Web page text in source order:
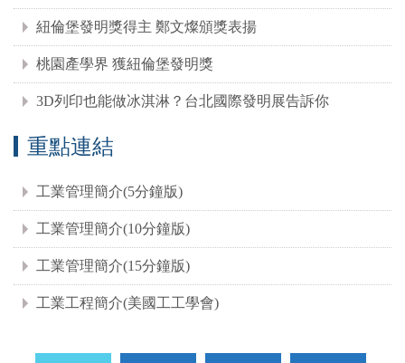
紐倫堡發明獎得主 鄭文燦頒獎表揚
桃園產學界 獲紐倫堡發明獎
3D列印也能做冰淇淋？台北國際發明展告訴你
重點連結
工業管理簡介(5分鐘版)
工業管理簡介(10分鐘版)
工業管理簡介(15分鐘版)
工業工程簡介(美國工工學會)